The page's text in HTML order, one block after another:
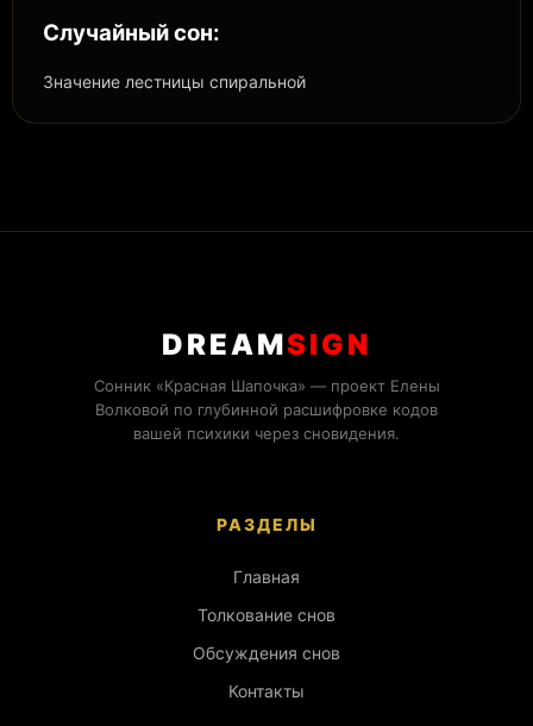
Случайный сон:
Значение лестницы спиральной
DREAMSIGN
Сонник «Красная Шапочка» — проект Елены
Волковой по глубинной расшифровке кодов
вашей психики через сновидения.
РАЗДЕЛЫ
Главная
Толкование снов
Обсуждения снов
Контакты